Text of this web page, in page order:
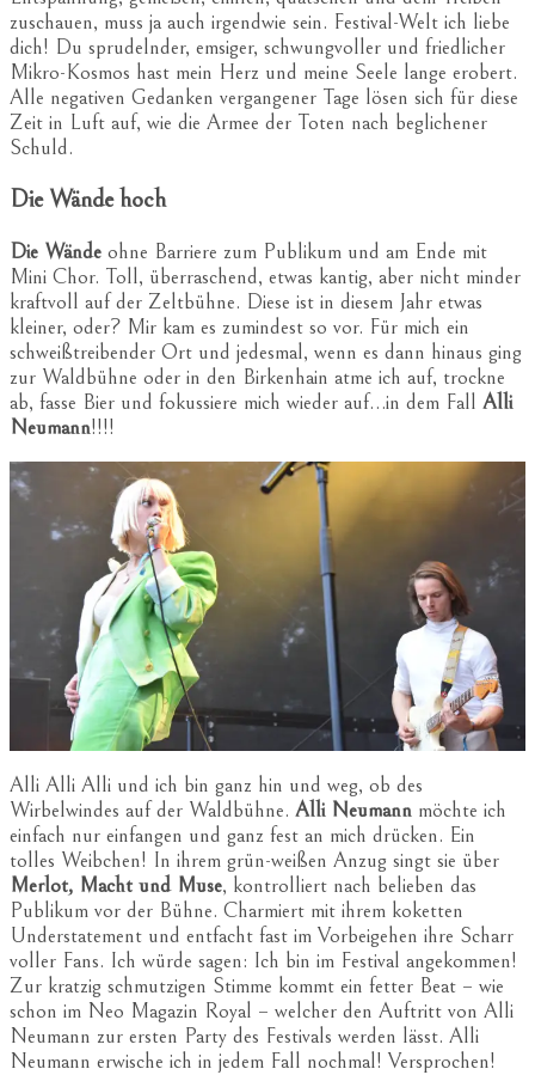
zuschauen, muss ja auch irgendwie sein. Festival-Welt ich liebe
dich! Du sprudelnder, emsiger, schwungvoller und friedlicher
Mikro-Kosmos hast mein Herz und meine Seele lange erobert.
Alle negativen Gedanken vergangener Tage lösen sich für diese
Zeit in Luft auf, wie die Armee der Toten nach beglichener
Schuld.
Die Wände hoch
Die Wände ohne Barriere zum Publikum und am Ende mit
Mini Chor. Toll, überraschend, etwas kantig, aber nicht minder
kraftvoll auf der Zeltbühne. Diese ist in diesem Jahr etwas
kleiner, oder? Mir kam es zumindest so vor. Für mich ein
schweißtreibender Ort und jedesmal, wenn es dann hinaus ging
zur Waldbühne oder in den Birkenhain atme ich auf, trockne
ab, fasse Bier und fokussiere mich wieder auf…in dem Fall Alli
Neumann!!!!
Alli Alli Alli und ich bin ganz hin und weg, ob des
Wirbelwindes auf der Waldbühne. Alli Neumann möchte ich
einfach nur einfangen und ganz fest an mich drücken. Ein
tolles Weibchen! In ihrem grün-weißen Anzug singt sie über
Merlot, Macht und Muse, kontrolliert nach belieben das
Publikum vor der Bühne. Charmiert mit ihrem koketten
Understatement und entfacht fast im Vorbeigehen ihre Scharr
voller Fans. Ich würde sagen: Ich bin im Festival angekommen!
Zur kratzig schmutzigen Stimme kommt ein fetter Beat – wie
schon im Neo Magazin Royal – welcher den Auftritt von Alli
Neumann zur ersten Party des Festivals werden lässt. Alli
Neumann erwische ich in jedem Fall nochmal! Versprochen!